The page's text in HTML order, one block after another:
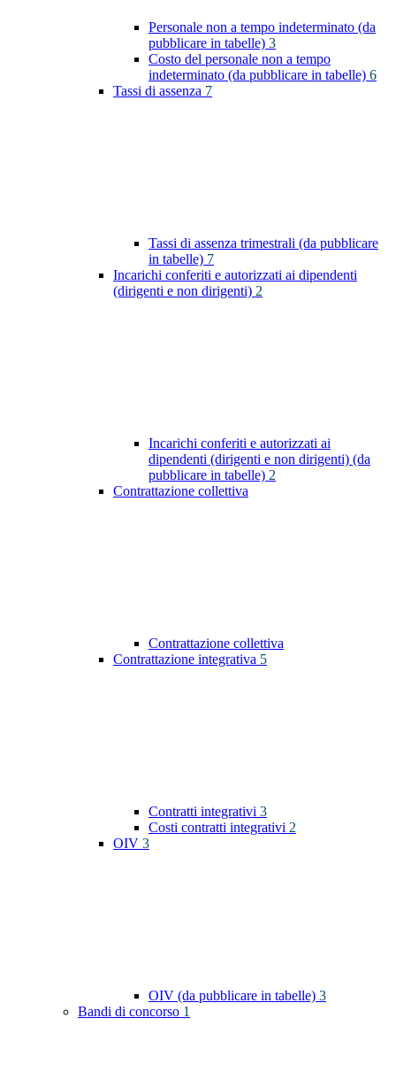
Personale non a tempo indeterminato (da
pubblicare in tabelle) 3
Costo del personale non a tempo
indeterminato (da pubblicare in tabelle) 6
Tassi di assenza 7
Tassi di assenza trimestrali (da pubblicare
in tabelle) 7
Incarichi conferiti e autorizzati ai dipendenti
(dirigenti e non dirigenti) 2
Incarichi conferiti e autorizzati ai
dipendenti (dirigenti e non dirigenti) (da
pubblicare in tabelle) 2
Contrattazione collettiva
Contrattazione collettiva
Contrattazione integrativa 5
Contratti integrativi 3
Costi contratti integrativi 2
OIV 3
OIV (da pubblicare in tabelle) 3
Bandi di concorso 1